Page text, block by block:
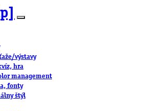
výstavy
hra
management
fonty
štýl